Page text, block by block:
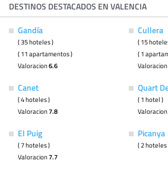
DESTINOS DESTACADOS EN VALENCIA
Gandía
( 35 hoteles )
( 11 apartamentos )
Valoracion6.6
Cullera
( 15
( 1
Valoracion
Canet
( 4 hoteles )
Valoracion7.8
Quart
( 1 hotel )
Valoracion
El Puig
( 7 hoteles )
Valoracion7.7
Picanya
( 2 hoteles